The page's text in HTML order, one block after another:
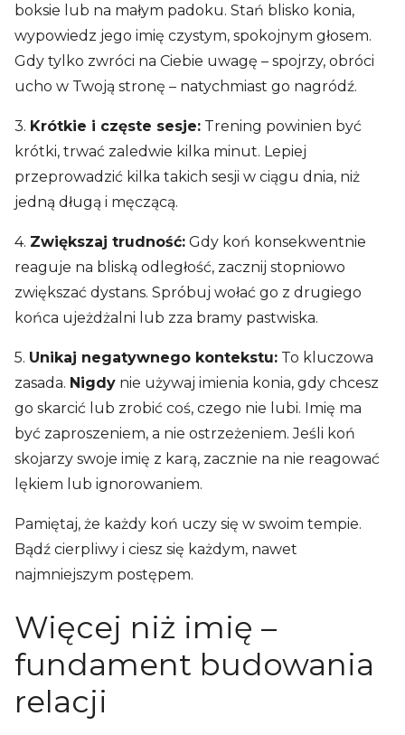
boksie lub na małym padoku. Stań blisko konia,
wypowiedz jego imię czystym, spokojnym głosem.
Gdy tylko zwróci na Ciebie uwagę – spojrzy, obróci
ucho w Twoją stronę – natychmiast go nagródź.
3. Krótkie i częste sesje: Trening powinien być
krótki, trwać zaledwie kilka minut. Lepiej
przeprowadzić kilka takich sesji w ciągu dnia, niż
jedną długą i męczącą.
4. Zwiększaj trudność: Gdy koń konsekwentnie
reaguje na bliską odległość, zacznij stopniowo
zwiększać dystans. Spróbuj wołać go z drugiego
końca ujeżdżalni lub zza bramy pastwiska.
5. Unikaj negatywnego kontekstu: To kluczowa
zasada. Nigdy nie używaj imienia konia, gdy chcesz
go skarcić lub zrobić coś, czego nie lubi. Imię ma
być zaproszeniem, a nie ostrzeżeniem. Jeśli koń
skojarzy swoje imię z karą, zacznie na nie reagować
lękiem lub ignorowaniem.
Pamiętaj, że każdy koń uczy się w swoim tempie.
Bądź cierpliwy i ciesz się każdym, nawet
najmniejszym postępem.
Więcej niż imię –
fundament budowania
relacji